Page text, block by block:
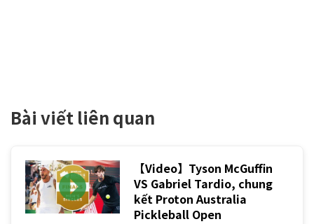
Bài viết liên quan
【Video】Tyson McGuffin
VS Gabriel Tardio, chung
kết Proton Australia
Pickleball Open